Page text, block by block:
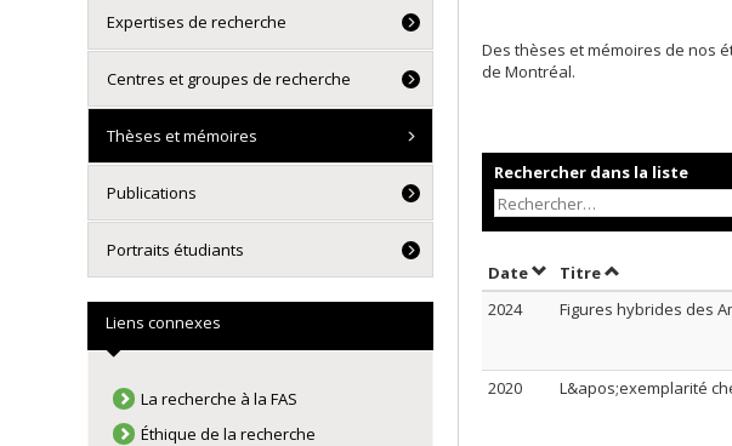
Des thèses et mémoires de nos
de Montréal.
Rechercher dans la liste
DateTrier par date en ordre
TitreTrier par titre
2024
Figures hybrides des
2020 L&apos;exemplarité
Expertises de recherche
Centres et groupes de recherche
Thèses et mémoires
Publications
Portraits étudiants
Liens connexes
La recherche à la FAS
Éthique de la recherche